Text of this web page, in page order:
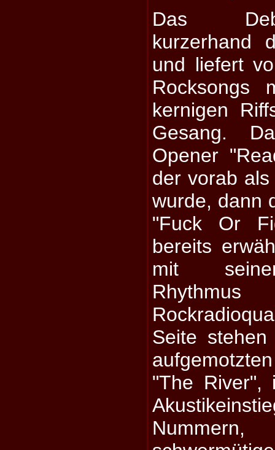
Das
kurzerhand
und liefert
Rocksongs
kernigen
Gesang.
Opener
der vorab
wurde, dann
"Fuck Or
bereits
mit
Seite
"The River",